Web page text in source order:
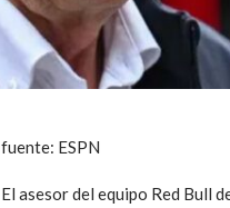
fuente: ESPN
El asesor del equipo Red Bull